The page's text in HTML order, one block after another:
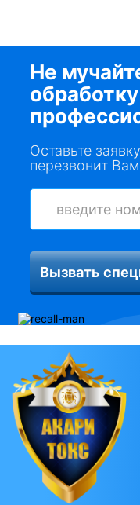
Не
Оставьте
перезвонит
Вызвать